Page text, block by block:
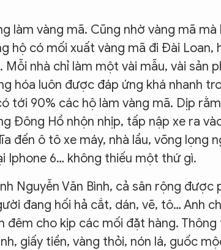
làm vàng mã. Cũng nhờ vàng mã
hộ có mối xuất vàng mã đi Đài Loan,
nhà chỉ làm một vài mẫu, vài sản
hóa luôn được đáp ứng khá nhanh
tới 90% các hộ làm vàng mã. Dịp
Đông Hồ nhộn nhịp, tấp nập xe ra
đến ô tô xe máy, nhà lầu, võng lọng
Iphone 6… không thiếu một thứ gì.
Nguyễn Văn Bình, cả sân rộng được
đang hối hả cắt, dán, vẽ, tô… Anh
đêm cho kịp các mối đặt hàng.
giấy tiền, vàng thỏi, nón lá, guốc